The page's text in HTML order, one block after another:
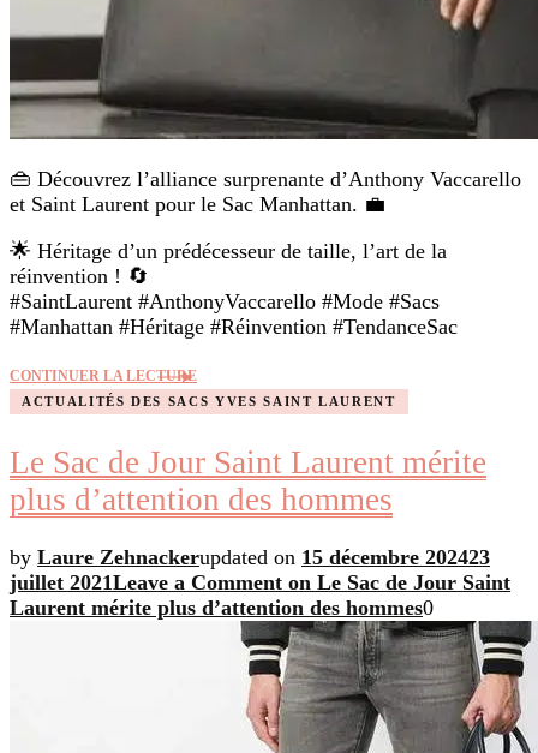
👜 Découvrez l’alliance surprenante d’Anthony Vaccarello
et Saint Laurent pour le Sac Manhattan. 💼
🌟 Héritage d’un prédécesseur de taille, l’art de la
réinvention ! 🔄
#SaintLaurent #AnthonyVaccarello #Mode #Sacs
#Manhattan #Héritage #Réinvention #TendanceSac
CONTINUER LA LECTURE
ACTUALITÉS DES SACS YVES SAINT LAURENT
Le Sac de Jour Saint Laurent mérite
plus d’attention des hommes
by Laure Zehnackerupdated on 15 décembre 202423
juillet 2021Leave a Comment on Le Sac de Jour Saint
Laurent mérite plus d’attention des hommes0